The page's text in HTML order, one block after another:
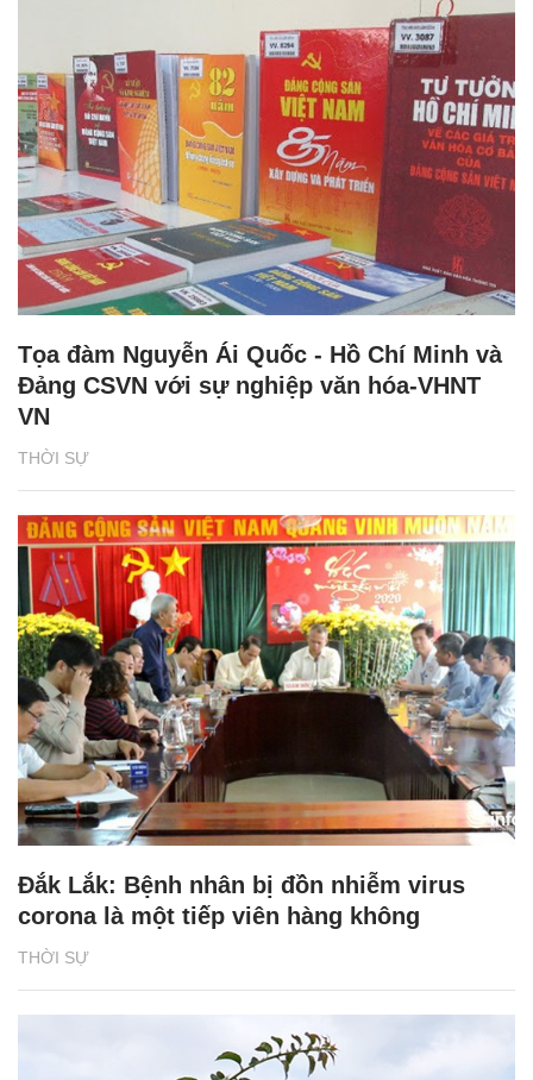
THỜI SỰ
Tọa đàm Nguyễn Ái Quốc - Hồ Chí Minh và
Đảng CSVN với sự nghiệp văn hóa-VHNT
VN
THỜI SỰ
Đắk Lắk: Bệnh nhân bị đồn nhiễm virus
corona là một tiếp viên hàng không